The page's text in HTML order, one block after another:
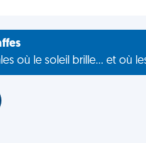
où le soleil brille... et où